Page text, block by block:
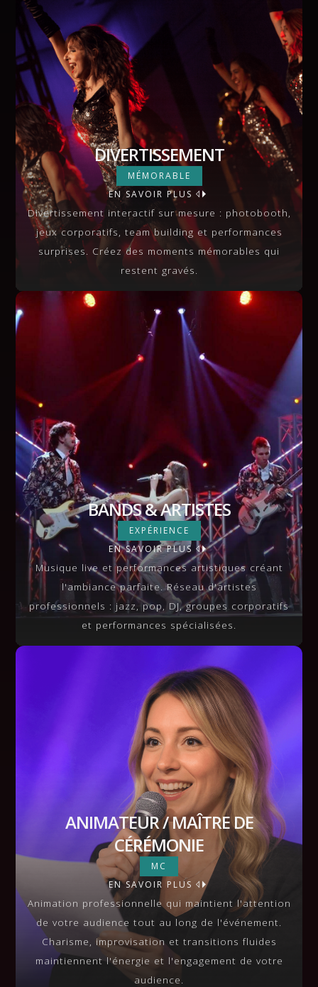
DIVERTISSEMENT
DIVERTISSEMENT
MÉMORABLE
EN SAVOIR PLUS
VIEW MORE
Divertissement interactif sur mesure : photobooth,
jeux corporatifs, team building et performances
surprises. Créez des moments mémorables qui
restent gravés.
BANDS & ARTISTES
BANDS & ARTISTES
EXPÉRIENCE
EN SAVOIR PLUS
VIEW MORE
Musique live et performances artistiques créant
l'ambiance parfaite. Réseau d'artistes
professionnels : jazz, pop, DJ, groupes corporatifs
et performances spécialisées.
ANIMATEUR / MAÎTRE DE
CÉRÉMONIE
ANIMATEUR / MAÎTRE DE
CÉRÉMONIE
MC
EN SAVOIR PLUS
VIEW MORE
Animation professionnelle qui maintient l'attention
de votre audience tout au long de l'événement.
Charisme, improvisation et transitions fluides
maintiennent l'énergie et l'engagement de votre
audience.